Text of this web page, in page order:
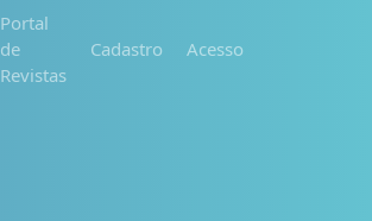
Portal
de
Revistas
Cadastro Acesso